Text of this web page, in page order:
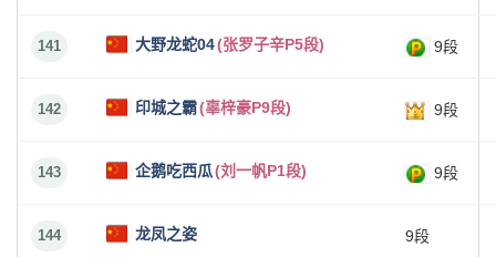
141 大野龙蛇04(张罗子辛P5段) 9段
142 印城之霸(辜梓豪P9段) 9段
143 企鹅吃西瓜(刘一帆P1段) 9段
144 龙凤之姿 9段